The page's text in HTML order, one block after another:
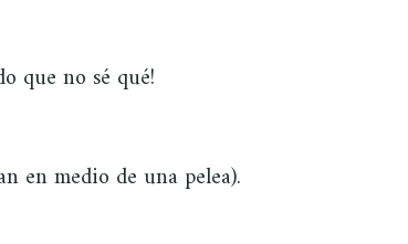
que no sé qué!
en medio de una pelea).